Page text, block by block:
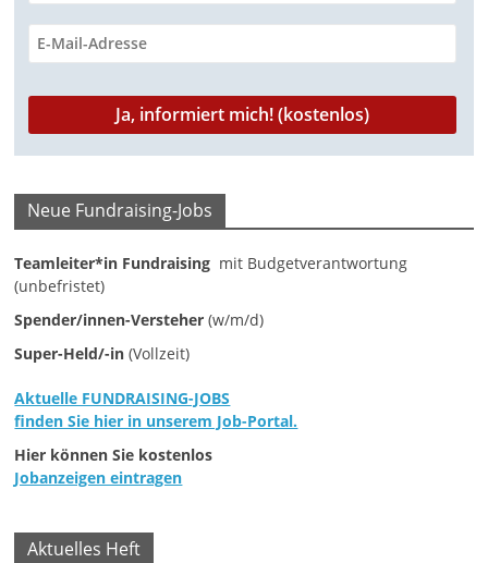
a
l
M
a
k
t
n
g
|
S
p
e
Neue Fundraising-Jobs
Teamleiter*in Fundraising mit Budgetverantwortung
(unbefristet)
Spender/innen-Versteher (w/m/d)
Super-Held/-in (Vollzeit)
Aktuelle FUNDRAISING-JOBS
finden Sie hier in unserem Job-Portal.
Hier können Sie kostenlos
Jobanzeigen eintragen
Aktuelles Heft